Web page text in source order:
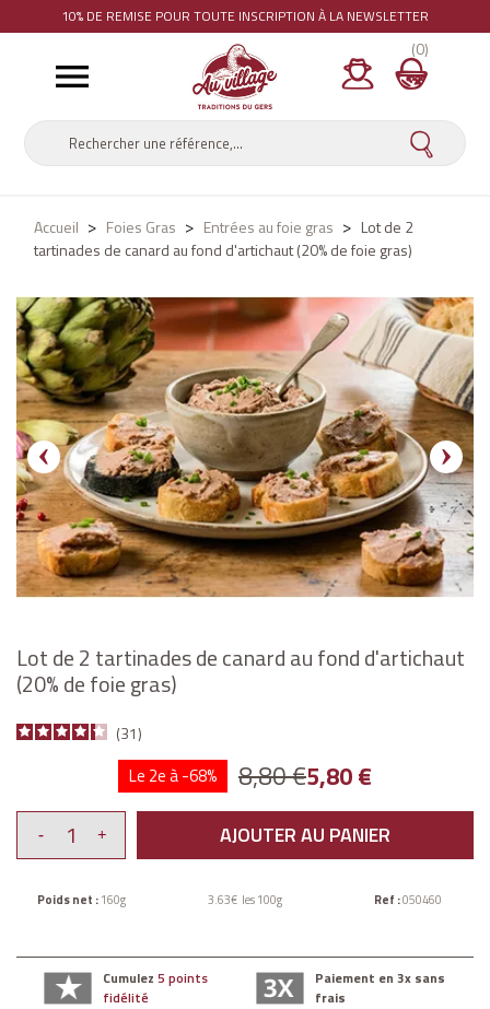
10% DE REMISE POUR TOUTE INSCRIPTION À LA NEWSLETTER

(0)
Accueil Foies Gras Entrées au foie gras
Lot de 2
tartinades de canard au fond d'artichaut (20% de foie gras)
Lot de 2 tartinades de canard au fond d'artichaut
(20% de foie gras)
31
Le 2e à -68% 8,80 €5,80 €
AJOUTER AU PANIER
Poids net :160g 3.63€ les 100g Ref :050460
Cumulez 5 points
fidélité
Paiement en 3x sans
frais